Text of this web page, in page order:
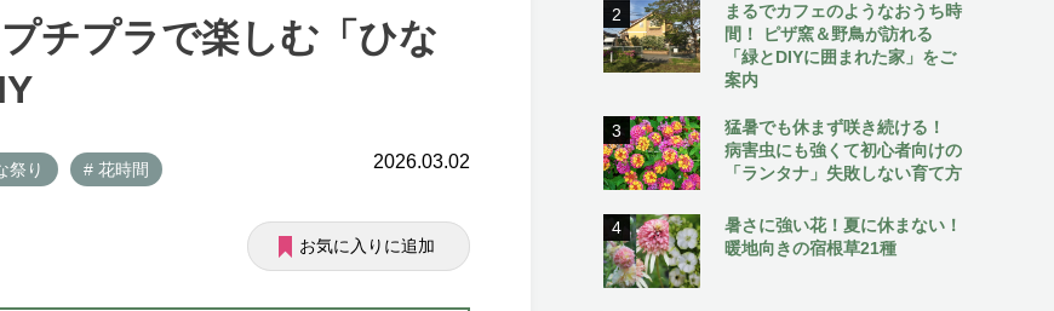
チプラで楽しむ「ひな
祭り # 花時間 2026.03.02
お気に入りに追加
2
まるでカフェのようなおうち時
間！ ピザ窯＆野鳥が訪れる
「緑とDIYに囲まれた家」をご
案内
3
猛暑でも休まず咲き続ける！
病害虫にも強くて初心者向けの
「ランタナ」失敗しない育て方
4
暑さに強い花！夏に休まない！
暖地向きの宿根草21種